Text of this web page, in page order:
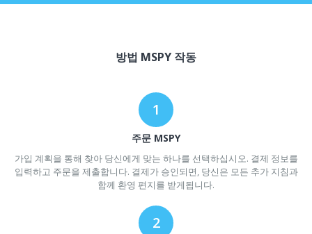
방법 MSPY 작동
주문 MSPY
가입 계획을 통해 찾아 당신에게 맞는 하나를 선택하십시오. 결제 정보를
입력하고 주문을 제출합니다. 결제가 승인되면, 당신은 모든 추가 지침과
함께 환영 편지를 받게됩니다.